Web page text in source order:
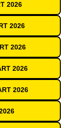
2026
2026
2026
2026
2026